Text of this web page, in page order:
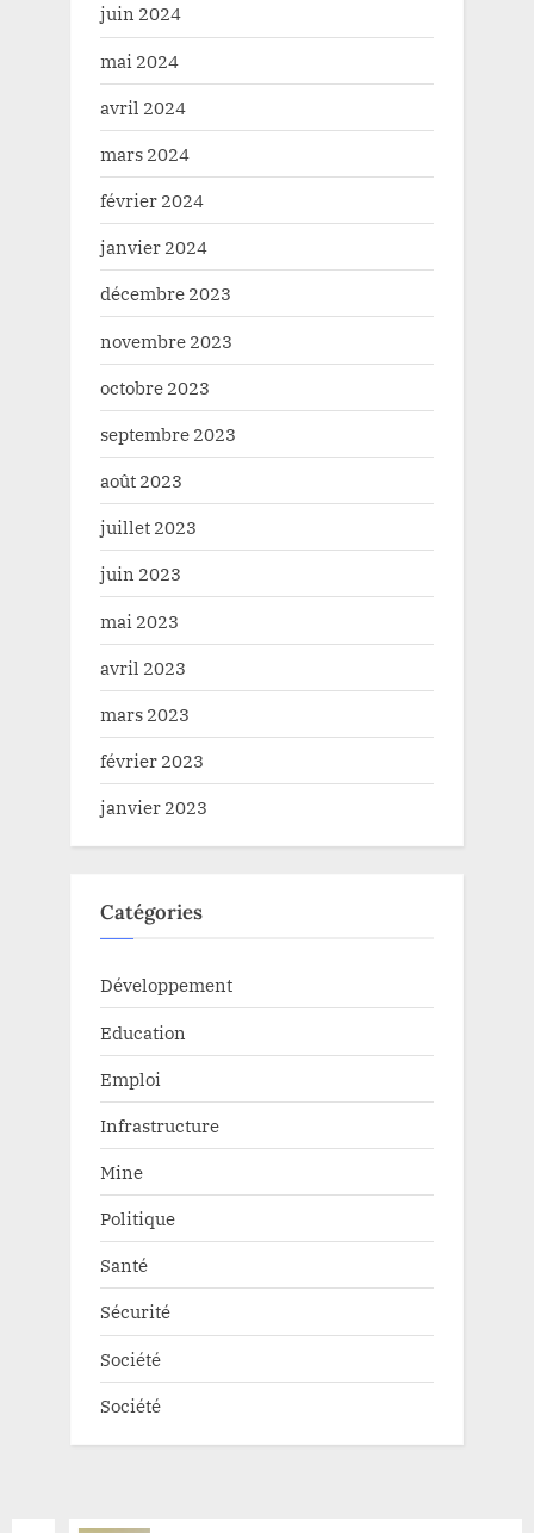
juin 2024
mai 2024
avril 2024
mars 2024
février 2024
janvier 2024
décembre 2023
novembre 2023
octobre 2023
septembre 2023
août 2023
juillet 2023
juin 2023
mai 2023
avril 2023
mars 2023
février 2023
janvier 2023
Catégories
Développement
Education
Emploi
Infrastructure
Mine
Politique
Santé
Sécurité
Société
Société